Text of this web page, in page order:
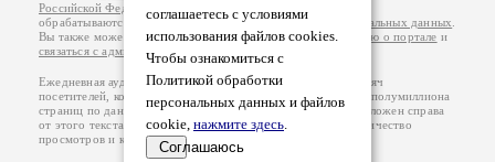
соглашаетесь с условиями
использования файлов cookies.
Чтобы ознакомиться с
Политикой обработки
персональных данных и файлов
cookie, нажмите здесь.
Соглашаюсь
Российской Федерации
обрабатываются на основанииПолитики обработки персональных данных
Вы также можете посмотреть более подробнуюинформацию о портале и
связаться с администрацией
Ежедневная аудитория портала Проза.ру – порядка 100 тысяч
посетителей, которые в общей сумме просматривают более полумиллиона
страниц по данным счетчика посещаемости, который расположен справа
от этого текста. В каждой графе указано по две цифры: количество
просмотров и количество посетителей.